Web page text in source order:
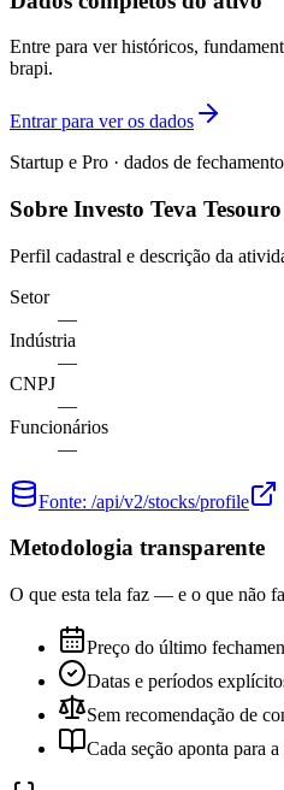
Entre para ver históricos,
brapi.
Entrar para ver os dados
Startup e Pro · dados de
Sobre Investo Teva
Perfil cadastral e descrição da
Setor
—
Indústria
—
CNPJ
—
Funcionários
—
Fonte: /api/v2/stocks/profile
Metodologia transparente
O que esta tela faz — e o que não
Preço do último
Datas e períodos
Sem recomendação de
Cada seção aponta para